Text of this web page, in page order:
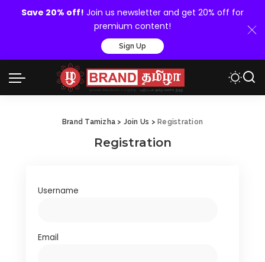
Save 20% off! Join us newsletter and get 20% off for
premium content!
Sign Up
Brand Tamizha > Join Us > Registration
Registration
Username
Email